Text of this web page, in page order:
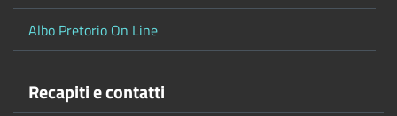
Albo Pretorio On Line
Recapiti e contatti